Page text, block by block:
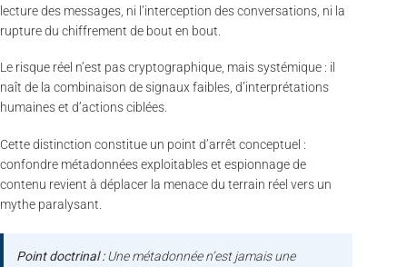
lecture des messages, ni l’interception des conversations, ni la
rupture du chiffrement de bout en bout.
Le risque réel n’est pas cryptographique, mais systémique : il
naît de la combinaison de signaux faibles, d’interprétations
humaines et d’actions ciblées.
Cette distinction constitue un point d’arrêt conceptuel :
confondre métadonnées exploitables et espionnage de
contenu revient à déplacer la menace du terrain réel vers un
mythe paralysant.
Point doctrinal :Une métadonnée n’est jamais une